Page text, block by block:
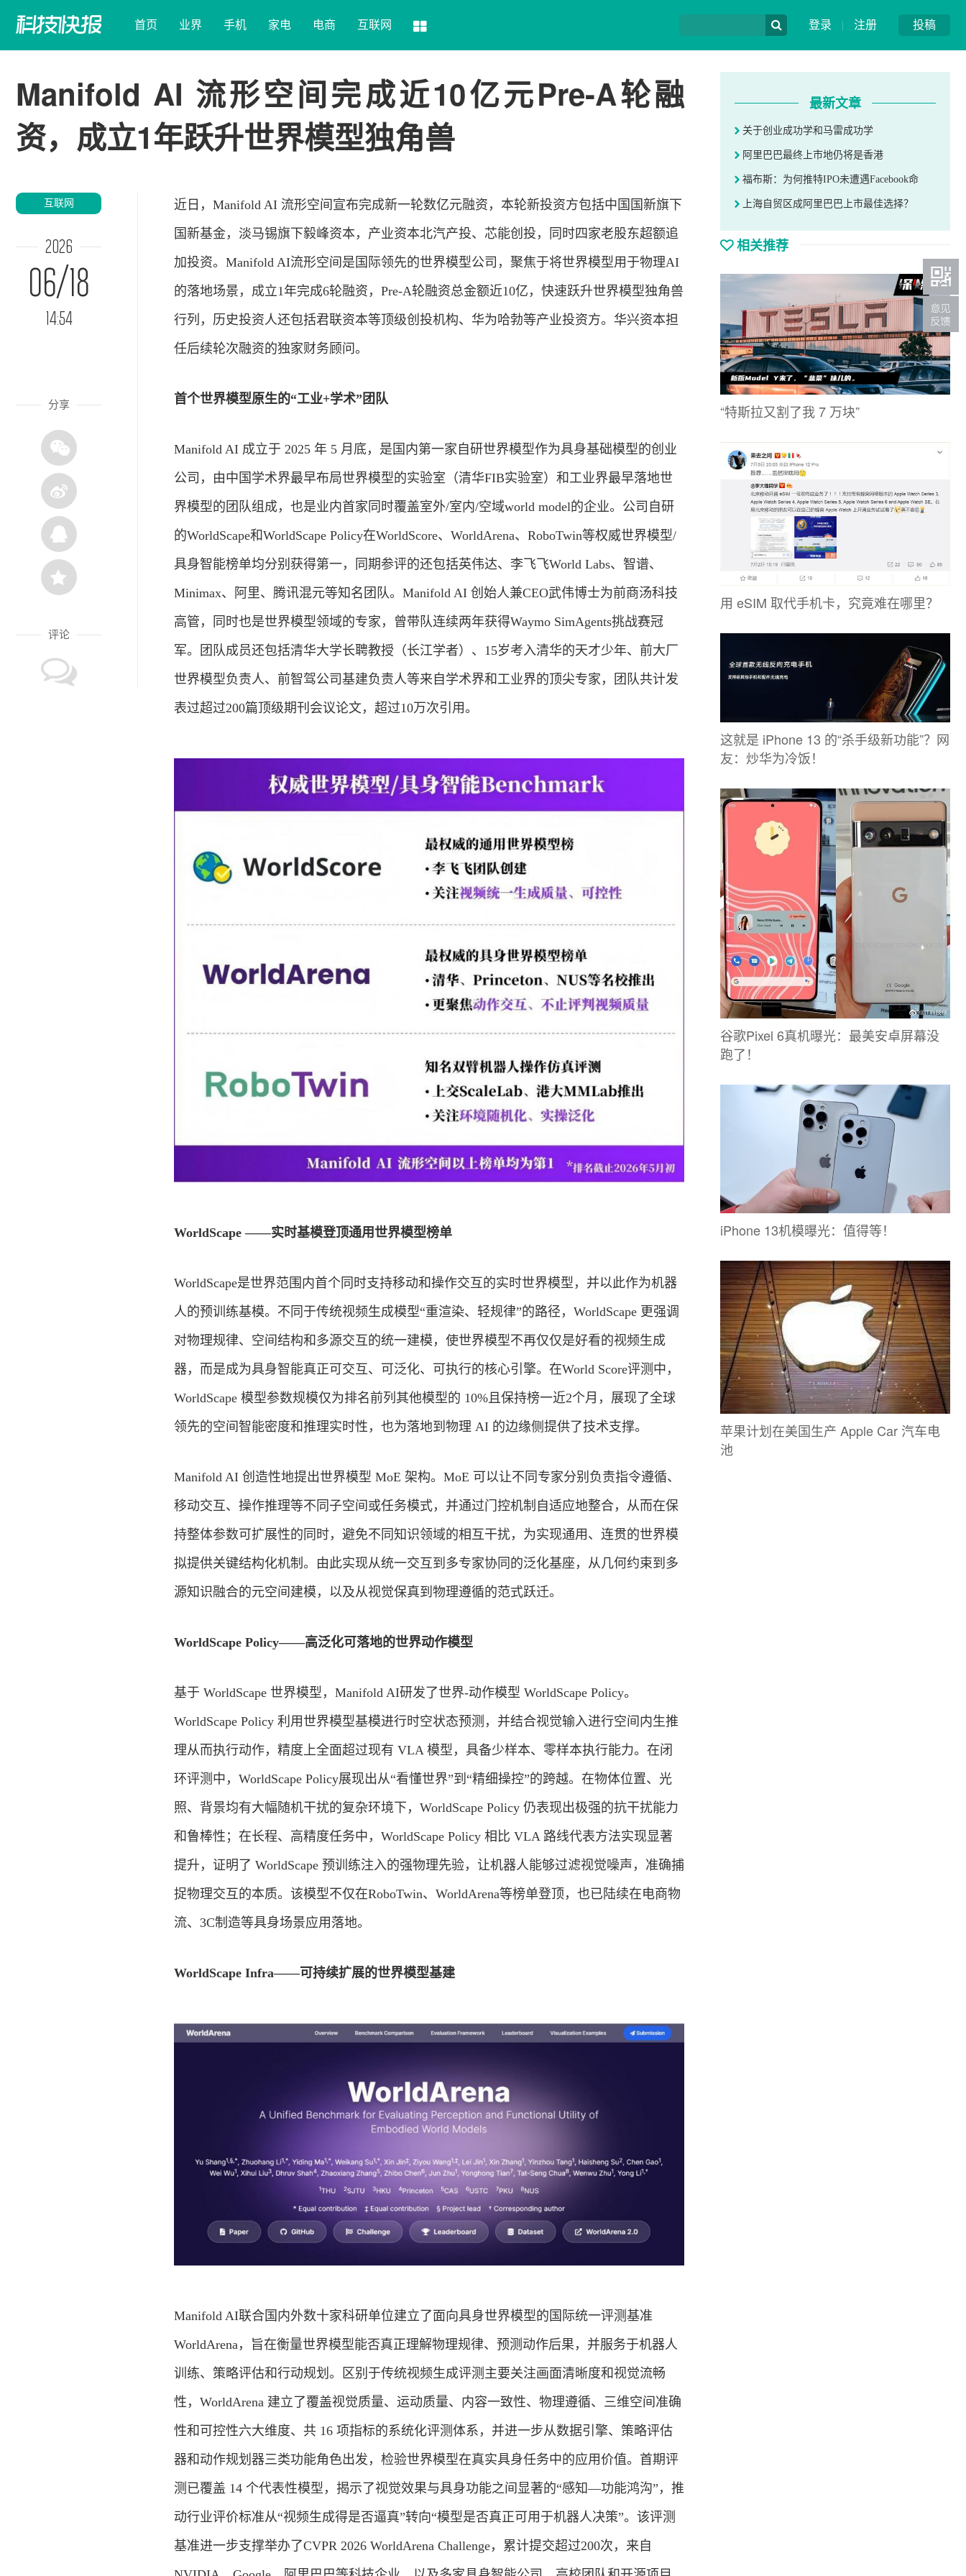
投稿
登录 | 注册
首页 业界 手机 家电 电商 互联网
Manifold AI 流形空间完成近10亿元Pre-A轮融
资，成立1年跃升世界模型独角兽
互联网
2026
06/18
14:54
分享
评论
近日，Manifold AI 流形空间宣布完成新一轮数亿元融资，本轮新投资方包括中国国新旗下
国新基金，淡马锡旗下毅峰资本，产业资本北汽产投、芯能创投，同时四家老股东超额追
加投资。Manifold AI流形空间是国际领先的世界模型公司，聚焦于将世界模型用于物理AI
的落地场景，成立1年完成6轮融资，Pre-A轮融资总金额近10亿，快速跃升世界模型独角兽
行列，历史投资人还包括君联资本等顶级创投机构、华为哈勃等产业投资方。华兴资本担
任后续轮次融资的独家财务顾问。
首个世界模型原生的“工业+学术”团队
Manifold AI 成立于 2025 年 5 月底，是国内第一家自研世界模型作为具身基础模型的创业
公司，由中国学术界最早布局世界模型的实验室（清华FIB实验室）和工业界最早落地世
界模型的团队组成，也是业内首家同时覆盖室外/室内/空域world model的企业。公司自研
的WorldScape和WorldScape Policy在WorldScore、WorldArena、RoboTwin等权威世界模型/
具身智能榜单均分别获得第一，同期参评的还包括英伟达、李飞飞World Labs、智谱、
Minimax、阿里、腾讯混元等知名团队。Manifold AI 创始人兼CEO武伟博士为前商汤科技
高管，同时也是世界模型领域的专家，曾带队连续两年获得Waymo SimAgents挑战赛冠
军。团队成员还包括清华大学长聘教授（长江学者）、15岁考入清华的天才少年、前大厂
世界模型负责人、前智驾公司基建负责人等来自学术界和工业界的顶尖专家，团队共计发
表过超过200篇顶级期刊会议论文，超过10万次引用。
WorldScape ——实时基模登顶通用世界模型榜单
WorldScape是世界范围内首个同时支持移动和操作交互的实时世界模型，并以此作为机器
人的预训练基模。不同于传统视频生成模型“重渲染、轻规律”的路径，WorldScape 更强调
对物理规律、空间结构和多源交互的统一建模，使世界模型不再仅仅是好看的视频生成
器，而是成为具身智能真正可交互、可泛化、可执行的核心引擎。在World Score评测中，
WorldScape 模型参数规模仅为排名前列其他模型的 10%且保持榜一近2个月，展现了全球
领先的空间智能密度和推理实时性，也为落地到物理 AI 的边缘侧提供了技术支撑。
Manifold AI 创造性地提出世界模型 MoE 架构。MoE 可以让不同专家分别负责指令遵循、
移动交互、操作推理等不同子空间或任务模式，并通过门控机制自适应地整合，从而在保
持整体参数可扩展性的同时，避免不同知识领域的相互干扰，为实现通用、连贯的世界模
拟提供关键结构化机制。由此实现从统一交互到多专家协同的泛化基座，从几何约束到多
源知识融合的元空间建模，以及从视觉保真到物理遵循的范式跃迁。
WorldScape Policy——高泛化可落地的世界动作模型
基于 WorldScape 世界模型，Manifold AI研发了世界-动作模型 WorldScape Policy。
WorldScape Policy 利用世界模型基模进行时空状态预测，并结合视觉输入进行空间内生推
理从而执行动作，精度上全面超过现有 VLA 模型，具备少样本、零样本执行能力。在闭
环评测中，WorldScape Policy展现出从“看懂世界”到“精细操控”的跨越。在物体位置、光
照、背景均有大幅随机干扰的复杂环境下，WorldScape Policy 仍表现出极强的抗干扰能力
和鲁棒性；在长程、高精度任务中，WorldScape Policy 相比 VLA 路线代表方法实现显著
提升，证明了 WorldScape 预训练注入的强物理先验，让机器人能够过滤视觉噪声，准确捕
捉物理交互的本质。该模型不仅在RoboTwin、WorldArena等榜单登顶，也已陆续在电商物
流、3C制造等具身场景应用落地。
WorldScape Infra——可持续扩展的世界模型基建
Manifold AI联合国内外数十家科研单位建立了面向具身世界模型的国际统一评测基准
WorldArena，旨在衡量世界模型能否真正理解物理规律、预测动作后果，并服务于机器人
训练、策略评估和行动规划。区别于传统视频生成评测主要关注画面清晰度和视觉流畅
性，WorldArena 建立了覆盖视觉质量、运动质量、内容一致性、物理遵循、三维空间准确
性和可控性六大维度、共 16 项指标的系统化评测体系，并进一步从数据引擎、策略评估
器和动作规划器三类功能角色出发，检验世界模型在真实具身任务中的应用价值。首期评
测已覆盖 14 个代表性模型，揭示了视觉效果与具身功能之间显著的“感知—功能鸿沟”，推
动行业评价标准从“视频生成得是否逼真”转向“模型是否真正可用于机器人决策”。该评测
基准进一步支撑举办了CVPR 2026 WorldArena Challenge，累计提交超过200次，来自
最新文章
关于创业成功学和马雷成功学
阿里巴巴最终上市地仍将是香港
福布斯：为何推特IPO未遭遇Facebook命
上海自贸区成阿里巴巴上市最佳选择？
相关推荐
“特斯拉又割了我 7 万块”
用 eSIM 取代手机卡，究竟难在哪里？
这就是 iPhone 13 的“杀手级新功能”？网
友：炒华为冷饭！
谷歌Pixel 6真机曝光：最美安卓屏幕没
跑了！
iPhone 13机模曝光：值得等！
苹果计划在美国生产 Apple Car 汽车电
池